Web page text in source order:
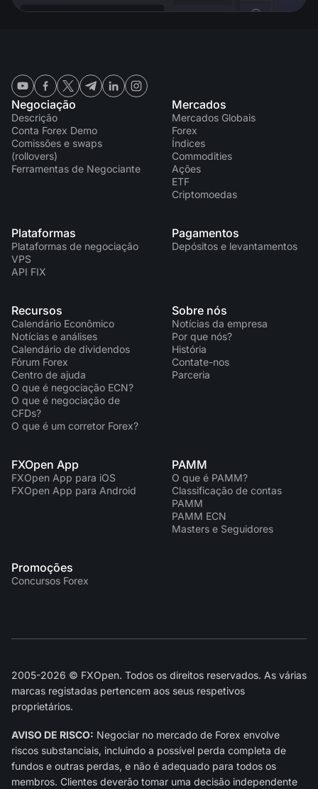
Negociação
Descrição
Conta Forex Demo
Comissões e swaps
(rollovers)
Ferramentas de Negociante
Mercados
Mercados Globais
Forex
Índices
Commodities
Ações
ETF
Criptomoedas
Plataformas
Plataformas de negociação
VPS
API FIX
Pagamentos
Depósitos e levantamentos
Recursos
Calendário Econômico
Notícias e análises
Calendário de dividendos
Fórum Forex
Centro de ajuda
O que é negociação ECN?
O que é negociação de
CFDs?
O que é um corretor Forex?
Sobre nós
Notícias da empresa
Por que nós?
História
Contate-nos
Parceria
FXOpen App
FXOpen App para iOS
FXOpen App para Android
PAMM
O que é PAMM?
Classificação de contas
PAMM
PAMM ECN
Masters e Seguidores
Promoções
Concursos Forex
2005-2026 © FXOpen. Todos os direitos reservados. As várias
marcas registadas pertencem aos seus respetivos
proprietários.
AVISO DE RISCO: Negociar no mercado de Forex envolve
riscos substanciais, incluindo a possível perda completa de
fundos e outras perdas, e não é adequado para todos os
membros. Clientes deverão tomar uma decisão independente